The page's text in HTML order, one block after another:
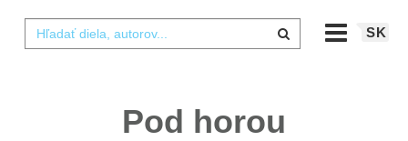
SK
Pod horou